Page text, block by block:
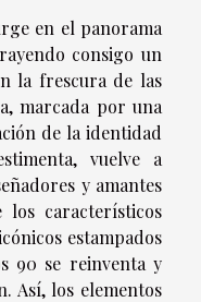
en el panorama
consigo un
la frescura de las
marcada por una
de la identidad
vuelve a
y amantes
característicos
estampados
90 se reinventa y
Así, los elementos